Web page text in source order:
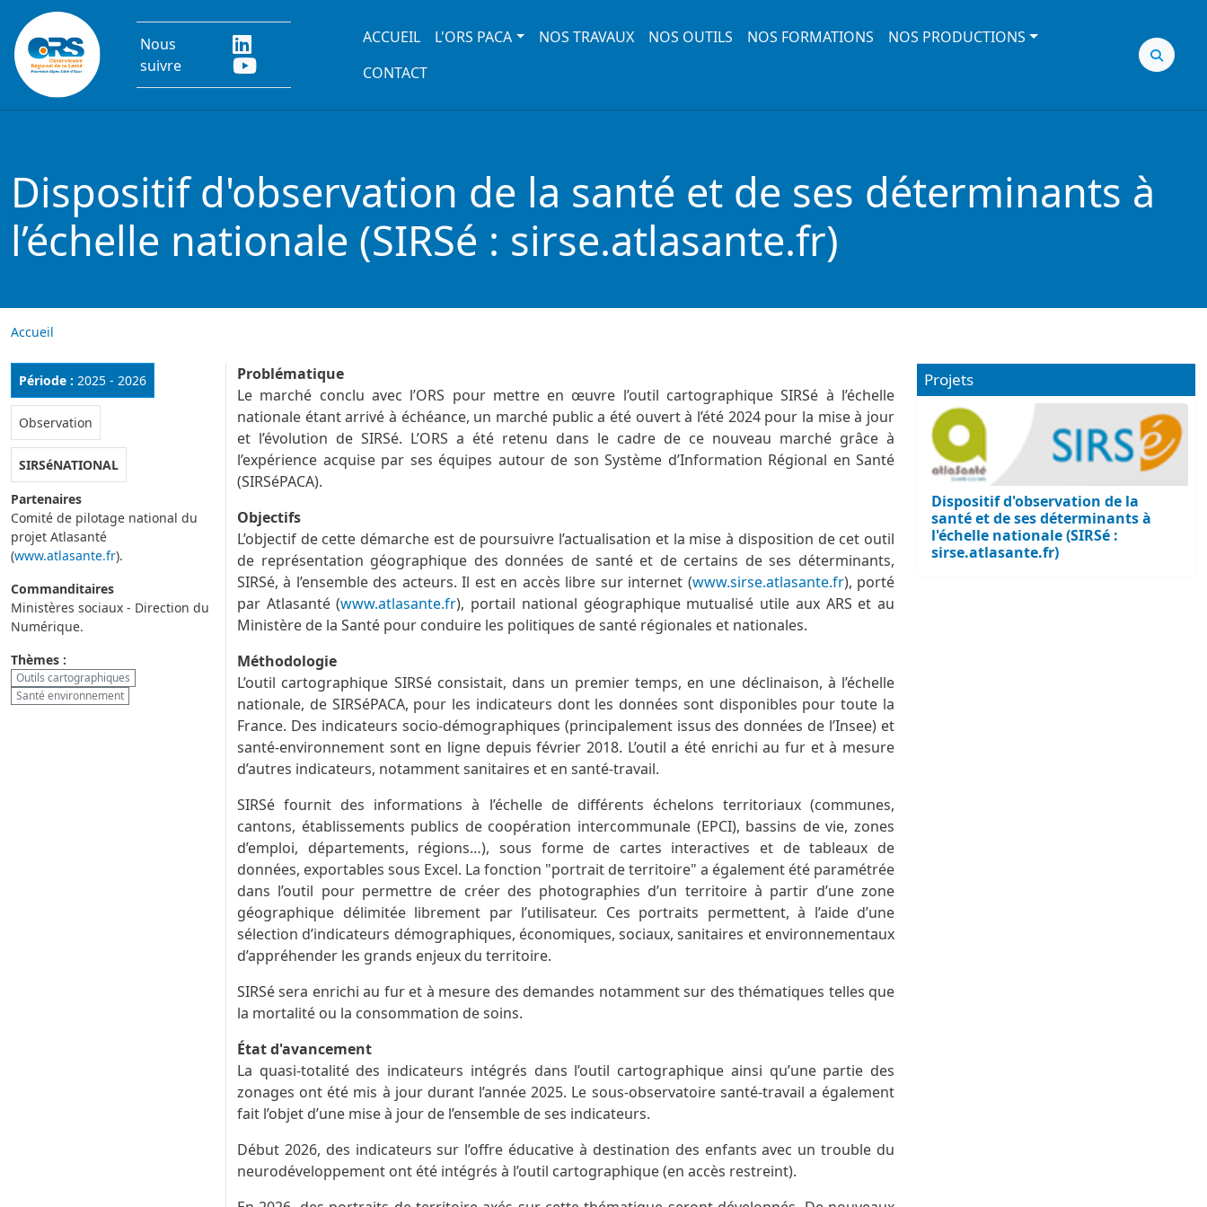
Aller au contenu principal
Nous
suivre
Main navigation
ACCUEIL L'ORS PACA NOS TRAVAUX NOS OUTILS NOS FORMATIONS
NOS PRODUCTIONS
CONTACT
Dispositif d'observation de la santé et de ses déterminants à
l’échelle nationale (SIRSé : sirse.atlasante.fr)
Accueil
Période : 2025 - 2026
Rubrique :
Observation
SIRSéNATIONAL
Partenaires
Comité de pilotage national du
projet Atlasanté
(www.atlasante.fr).
Commanditaires
Ministères sociaux - Direction du
Numérique.
Thèmes :
Outils cartographiques
Santé environnement
Problématique
Le marché conclu avec l’ORS pour mettre en œuvre l’outil cartographique SIRSé à l’échelle
nationale étant arrivé à échéance, un marché public a été ouvert à l’été 2024 pour la mise à jour
et l’évolution de SIRSé. L’ORS a été retenu dans le cadre de ce nouveau marché grâce à
l’expérience acquise par ses équipes autour de son Système d’Information Régional en Santé
(SIRSéPACA).
Objectifs
L’objectif de cette démarche est de poursuivre l’actualisation et la mise à disposition de cet outil
de représentation géographique des données de santé et de certains de ses déterminants,
SIRSé, à l’ensemble des acteurs. Il est en accès libre sur internet (www.sirse.atlasante.fr), porté
par Atlasanté (www.atlasante.fr), portail national géographique mutualisé utile aux ARS et au
Ministère de la Santé pour conduire les politiques de santé régionales et nationales.
Méthodologie
L’outil cartographique SIRSé consistait, dans un premier temps, en une déclinaison, à l’échelle
nationale, de SIRSéPACA, pour les indicateurs dont les données sont disponibles pour toute la
France. Des indicateurs socio-démographiques (principalement issus des données de l’Insee) et
santé-environnement sont en ligne depuis février 2018. L’outil a été enrichi au fur et à mesure
d’autres indicateurs, notamment sanitaires et en santé-travail.
SIRSé fournit des informations à l’échelle de différents échelons territoriaux (communes,
cantons, établissements publics de coopération intercommunale (EPCI), bassins de vie, zones
d’emploi, départements, régions…), sous forme de cartes interactives et de tableaux de
données, exportables sous Excel. La fonction "portrait de territoire" a également été paramétrée
dans l’outil pour permettre de créer des photographies d’un territoire à partir d’une zone
géographique délimitée librement par l’utilisateur. Ces portraits permettent, à l’aide d’une
sélection d’indicateurs démographiques, économiques, sociaux, sanitaires et environnementaux
d’appréhender les grands enjeux du territoire.
SIRSé sera enrichi au fur et à mesure des demandes notamment sur des thématiques telles que
la mortalité ou la consommation de soins.
État d'avancement
La quasi-totalité des indicateurs intégrés dans l’outil cartographique ainsi qu’une partie des
zonages ont été mis à jour durant l’année 2025. Le sous-observatoire santé-travail a également
fait l’objet d’une mise à jour de l’ensemble de ses indicateurs.
Début 2026, des indicateurs sur l’offre éducative à destination des enfants avec un trouble du
neurodéveloppement ont été intégrés à l’outil cartographique (en accès restreint).
Projets
Dispositif d'observation de la
santé et de ses déterminants à
l'échelle nationale (SIRSé :
sirse.atlasante.fr)